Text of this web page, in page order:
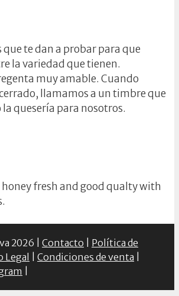
que te dan a probar para que
la variedad que tienen.
muy amable. Cuando
llamamos a un timbre que
quesería para nosotros.
honey fresh and good qualty with
2026 | Contacto
Política de
Legal Condiciones de venta